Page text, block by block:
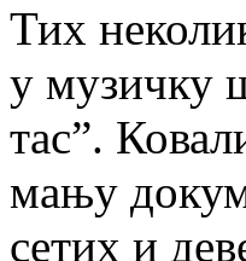
Тих
у му­зич­ку
тас”.
ма­њу
се­тих и